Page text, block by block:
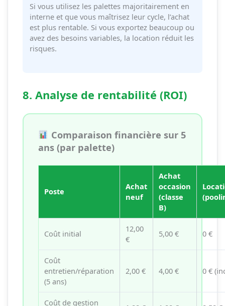
Si vous utilisez les palettes majoritairement en
interne et que vous maîtrisez leur cycle, l’achat
est plus rentable. Si vous exportez beaucoup ou
avez des besoins variables, la location réduit les
risques.
8. Analyse de rentabilité (ROI)
Comparaison financière sur 5
ans (par palette)
Poste
Achat
neuf
Achat
occasion
(classe
B)
Coût initial
12,00
€
5,00 € 0 €
Coût
entretien/réparation
(5 ans)
2,00 € 4,00 € 0 €
Coût de gestion